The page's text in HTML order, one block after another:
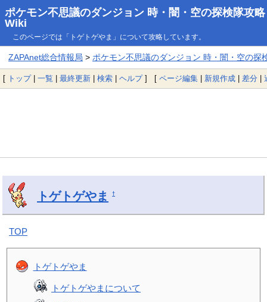
ポケモン不思議のダンジョン 時・闇・空の探検隊攻略
Wiki
このページでは「トゲトゲやま」について攻略しています。
ZAPAnet総合情報局 > ポケモン不思議のダンジョン 時・闇・空の探
[ トップ| 一覧 | 最終更新 | 検索 | ヘルプ] [ ページ編集 | 新規作成 | 差分 |
トゲトゲやま †
TOP
トゲトゲやま
トゲトゲやまについて